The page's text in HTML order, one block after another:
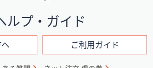
ルプ・ガイド
ご利用ガイド